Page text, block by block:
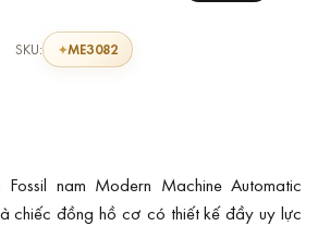
SKU: ME3082
nam Modern Machine Automatic
chiếc đồng hồ cơ có thiết kế đầy uy lực